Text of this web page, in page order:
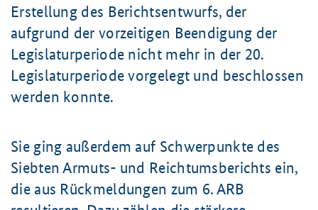
Erstellung des Berichtsentwurfs, der
aufgrund der vorzeitigen Beendigung der
Legislaturperiode nicht mehr in der 20.
Legislaturperiode vorgelegt und beschlossen
werden konnte.
Sie ging außerdem auf Schwerpunkte des
Siebten Armuts- und Reichtumsberichts ein,
die aus Rückmeldungen zum 6. ARB